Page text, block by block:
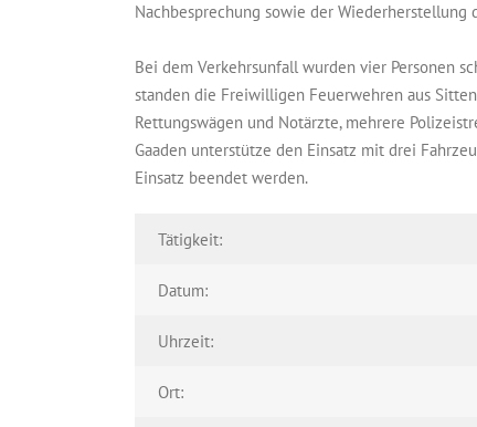
Nachbesprechung sowie der
Bei dem Verkehrsunfall wurden vier Personen
standen die Freiwilligen Feuerwehren aus
Rettungswägen und Notärzte, mehrere
Gaaden unterstütze den Einsatz mit drei
Einsatz beendet werden.
Tätigkeit:
Datum:
Uhrzeit:
Ort: